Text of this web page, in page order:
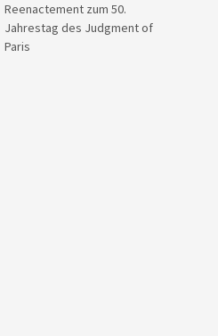
Reenactement zum 50.
Jahrestag des Judgment of
Paris